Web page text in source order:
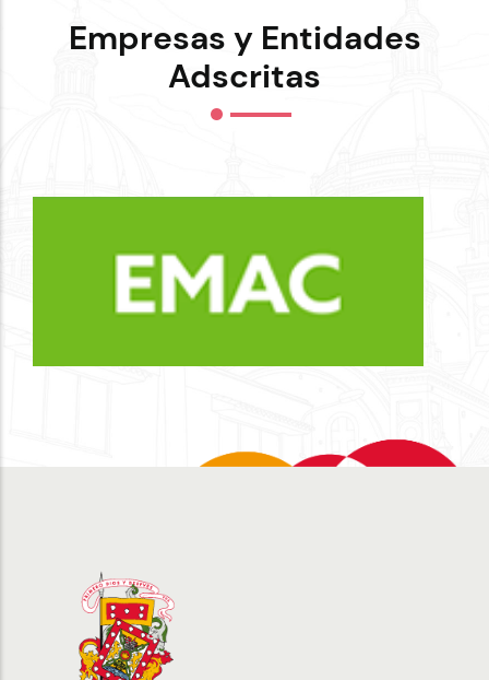
Empresas y Entidades
Adscritas